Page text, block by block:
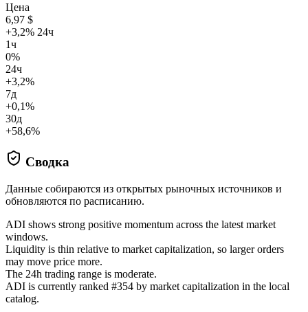
Цена
6,97 $
+3,2% 24ч
1ч
0%
24ч
+3,2%
7д
+0,1%
30д
+58,6%
Сводка
Данные собираются из открытых рыночных источников и
обновляются по расписанию.
ADI shows strong positive momentum across the latest market
windows.
Liquidity is thin relative to market capitalization, so larger orders
may move price more.
The 24h trading range is moderate.
ADI is currently ranked #354 by market capitalization in the local
catalog.